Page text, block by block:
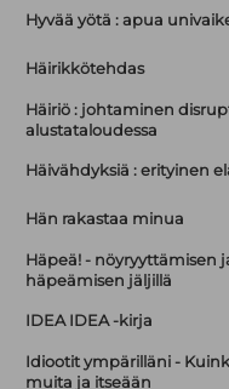
Hyvää yötä : apua
Häirikkötehdas
Häiriö : johtaminen
alustataloudessa
Häivähdyksiä : erityinen
Hän rakastaa minua
Häpeä! - nöyryyttämisen
häpeämisen jäljillä
IDEA IDEA -kirja
Idiootit ympärilläni -
muita ja itseään